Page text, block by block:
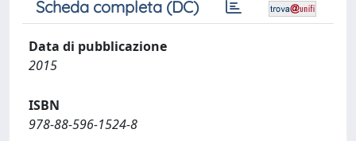
Scheda completa (DC)
Data di pubblicazione
2015
ISBN
978-88-596-1524-8